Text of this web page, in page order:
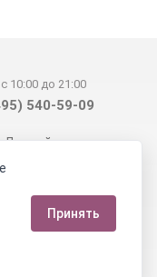
10:00 до 21:00
540-59-09
Личный счет
магазины
Статьи
СОУТ
Телеграм
Принять